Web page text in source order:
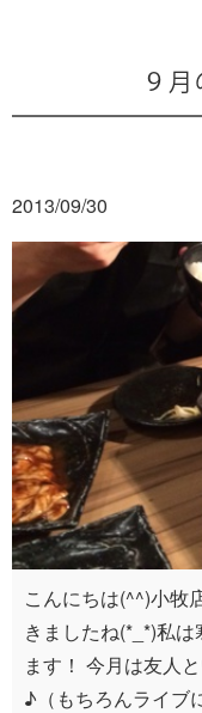
９
2013/09/30
こんにちは(^^)小牧
きましたね(*_*)私
ます！ 今月は友人
♪（もちろんライブ